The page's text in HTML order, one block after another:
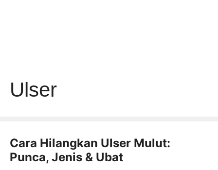
Ulser
Cara Hilangkan Ulser Mulut:
Punca, Jenis & Ubat